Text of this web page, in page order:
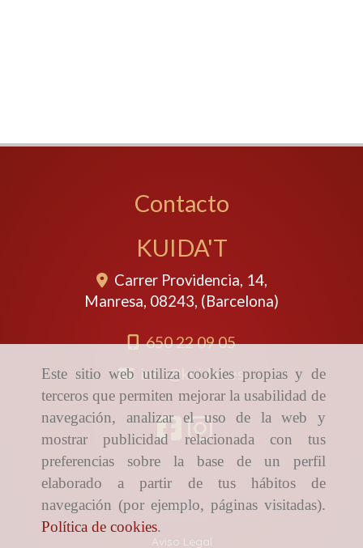
Este sitio web utiliza cookies propias y de
terceros que permiten mejorar la usabilidad de
navegación, analizar el uso de la web y
mostrar publicidad relacionada con tus
preferencias sobre la base de un perfil
elaborado a partir de tus hábitos de
navegación (por ejemplo, páginas visitadas).
Política de cookies.
Contacto
KUIDA'T
Carrer Providencia, 14,
Manresa, 08243, (Barcelona)
650 22 09 05
info
kuidat.es
Inicio
Aviso Legal